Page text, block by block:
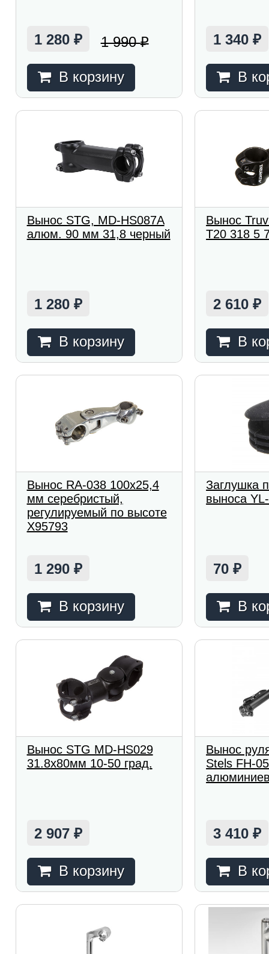
1 280 ₽ 1 990₽
В корзину
1 340₽
В
Вынос STG, MD-HS087A
алюм. 90 мм 31,8 черный
1 280 ₽
В корзину
Вынос
T20 318 5
2 610₽
В
Вынос RA-038 100x25,4
мм серебристый,
регулируемый по высоте
Х95793
1 290 ₽
В корзину
Заглушка
выноса
70₽
В
Вынос STG MD-HS029
31.8x80мм 10-50 град.
2 907 ₽
В корзину
Вынос
Stels FH-
3 410₽
В